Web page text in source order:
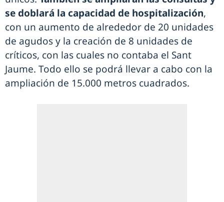
se doblará la capacidad de hospitalización,
con un aumento de alrededor de 20 unidades
de agudos y la creación de 8 unidades de
críticos, con las cuales no contaba el Sant
Jaume. Todo ello se podrá llevar a cabo con la
ampliación de 15.000 metros cuadrados.